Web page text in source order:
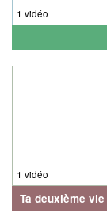
1 vidéo
1 vidéo